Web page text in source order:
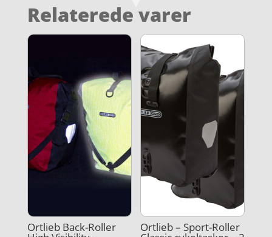
Relaterede varer
Ortlieb Back-Roller Ortlieb – Sport-Roller